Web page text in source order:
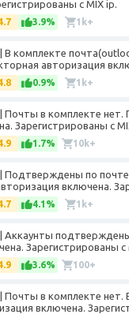
с MIX ip.
3.9% 1k+
В комплекте
авторизация
0.9% 1k+
Почты в комплекте
Зарегистрированы с
1.7% 10k+
Подтверждены по
включена.
4.1% 1k+
Аккаунты
Зарегистрированы с
3.6% 100+
Почты в комплекте
включена.